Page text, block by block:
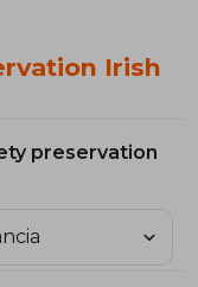
Irish
preservation